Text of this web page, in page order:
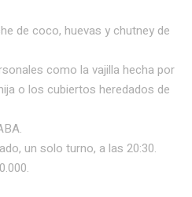
de coco, huevas y chutney de
como la vajilla hecha por
o los cubiertos heredados de
un solo turno, a las 20:30.